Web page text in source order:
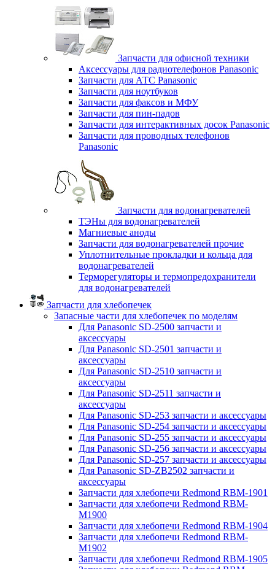
Запчасти для офисной техники
Аксессуары для радиотелефонов Panasonic
Запчасти для АТС Panasonic
Запчасти для ноутбуков
Запчасти для факсов и МФУ
Запчасти для пин-падов
Запчасти для интерактивных досок Panasonic
Запчасти для проводных телефонов
Panasonic
Запчасти для водонагревателей
ТЭНы для водонагревателей
Магниевые аноды
Запчасти для водонагревателей прочие
Уплотнительные прокладки и кольца для
водонагревателей
Терморегуляторы и термопредохранители
для водонагревателей
Запчасти для хлебопечек
Запасные части для хлебопечек по моделям
Для Panasonic SD-2500 запчасти и
аксессуары
Для Panasonic SD-2501 запчасти и
аксессуары
Для Panasonic SD-2510 запчасти и
аксессуары
Для Panasonic SD-2511 запчасти и
аксессуары
Для Panasonic SD-253 запчасти и аксессуары
Для Panasonic SD-254 запчасти и аксессуары
Для Panasonic SD-255 запчасти и аксессуары
Для Panasonic SD-256 запчасти и аксессуары
Для Panasonic SD-257 запчасти и аксессуары
Для Panasonic SD-ZB2502 запчасти и
аксессуары
Запчасти для хлебопечи Redmond RBM-1901
Запчасти для хлебопечи Redmond RBM-
M1900
Запчасти для хлебопечи Redmond RBM-1904
Запчасти для хлебопечи Redmond RBM-
M1902
Запчасти для хлебопечи Redmond RBM-1905